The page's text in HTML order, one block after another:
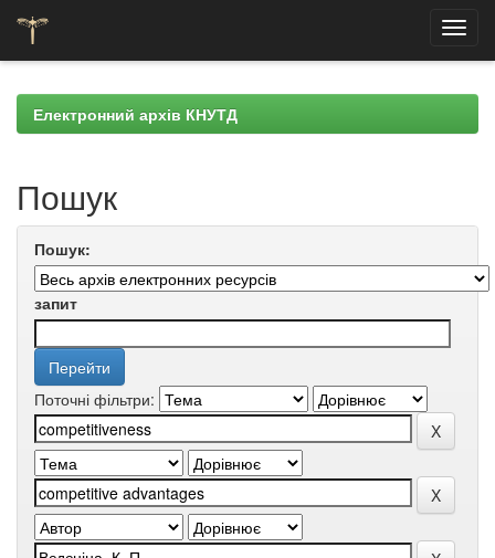
navigationЕлектронний архів КНУТД
Пошук
Пошук:
запит
Поточні фільтри: